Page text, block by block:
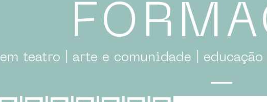
em teatro | arte e comunidade |